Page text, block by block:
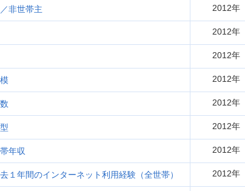
世帯主 2012年
2012年
2012年
2012年
2012年
2012年
年収 2012年
間のインターネット利用経験（全世帯） 2012年